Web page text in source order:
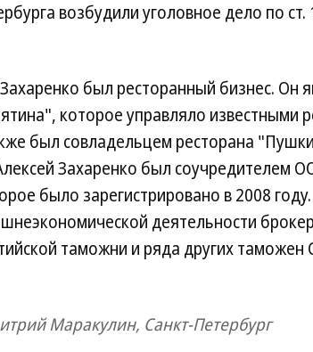
возбудили уголовное дело по
был ресторанный бизнес. Он
которое управляло известными
был совладельцем ресторана
Захаренко был соучредителем
было зарегистрировано в 2008
деятельности
таможни и ряда других таможен
Маракулин, Санкт-Петербург